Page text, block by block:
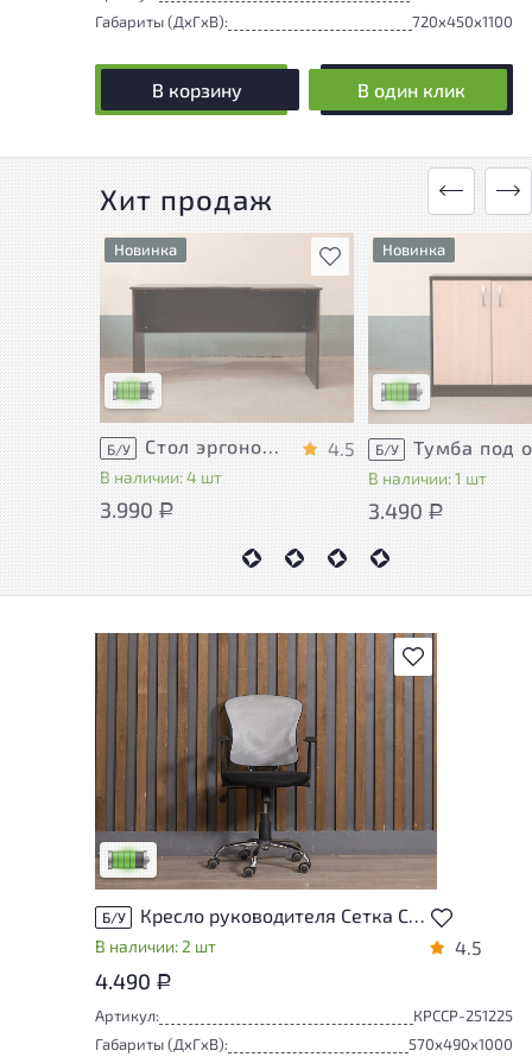
Габариты (ДxГxВ):
720x450x1100
В корзину В один клик
Хит продаж
В избранное
Новинка
У товара присутствуют
незначительные следы
эксплуатации, не влияющие
на удобство его
Низкая степень износа
Б/У Стол эргономичный ЛДСП Венге
В наличии: 4 шт
4.5
3.990 Р
Новинка
У товара
незначительные
эксплуатации, не
на удобство его
Низкая степень
Б/У
В наличии: 1 шт
3.490 Р
В избранное
У товара присутствуют незначительные
следы эксплуатации, не влияющие на
удобство его использования
Низкая степень износа
Б/У
В наличии: 2 шт 4.5
4.490 Р
Артикул:
КРССР-251225
Габариты (ДxГxВ):
570x490x1000